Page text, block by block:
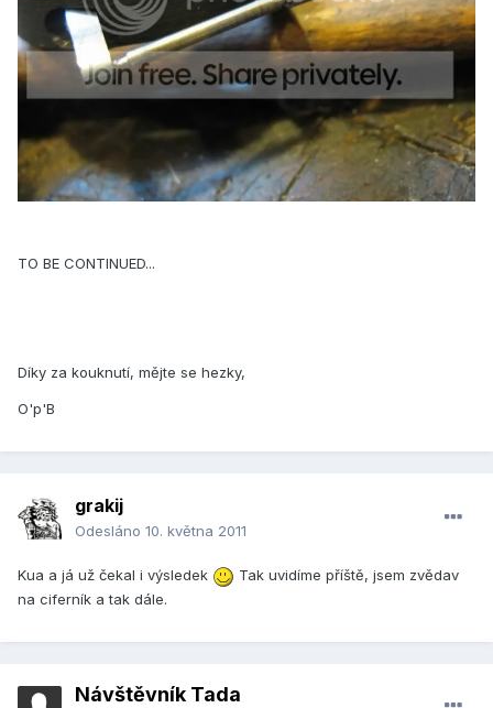
TO BE CONTINUED...
Díky za kouknutí, mějte se hezky,
O'p'B
grakij
Odesláno 10. května 2011
Kua a já už čekal i výsledek
Tak uvidíme příště, jsem zvědav
na ciferník a tak dále.
Návštěvník Tada